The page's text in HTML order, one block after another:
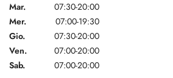
Mar.
07:30-20:00
Mer.
07:00-19:30
Gio.
07:30-20:00
Ven.
07:00-20:00
Sab.
07:00-20:00